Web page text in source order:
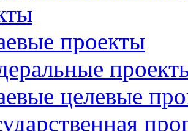
проекты
целевые